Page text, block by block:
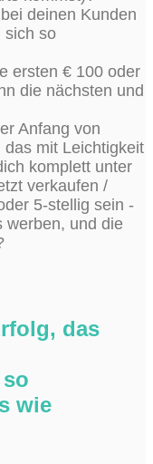
deinen Kunden
sich so
ersten € 100 oder
die nächsten und
Anfang von
mit Leichtigkeit
komplett unter
verkaufen /
5-stellig sein -
werben, und die
das
wie